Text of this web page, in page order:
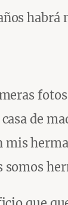
de
mis
somos